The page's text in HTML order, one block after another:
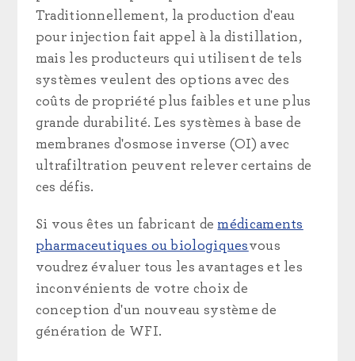
Traditionnellement, la production d'eau
pour injection fait appel à la distillation,
mais les producteurs qui utilisent de tels
systèmes veulent des options avec des
coûts de propriété plus faibles et une plus
grande durabilité. Les systèmes à base de
membranes d'osmose inverse (OI) avec
ultrafiltration peuvent relever certains de
ces défis.
Si vous êtes un fabricant de médicaments
pharmaceutiques ou biologiquesvous
voudrez évaluer tous les avantages et les
inconvénients de votre choix de
conception d'un nouveau système de
génération de WFI.